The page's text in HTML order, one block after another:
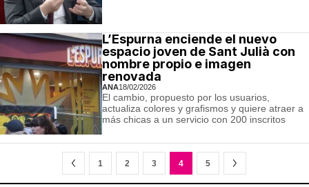
L’Espurna enciende el nuevo
espacio joven de Sant Julià con
nombre propio e imagen
renovada
ANA18/02/2026
El cambio, propuesto por los usuarios,
actualiza colores y grafismos y quiere atraer a
más chicas a un servicio con 200 inscritos
1 2 3 4 5